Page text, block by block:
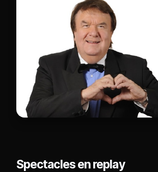
Spectacles en replay